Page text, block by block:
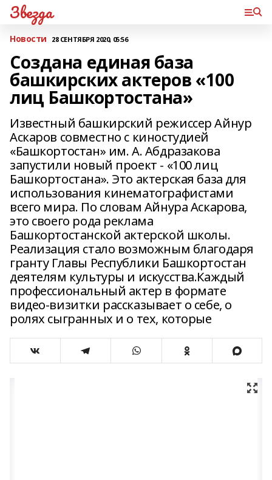
Звезда
Новости 28 СЕНТЯБРЯ 2020, 05:56
Создана единая база
башкирских актеров «100
лиц Башкортостана»
Известный башкирский режиссер Айнур
Аскаров совместно с киностудией
«Башкортостан» им. А. Абдразакова
запустили новый проект - «100 лиц
Башкортостана». Это актерская база для
использования кинематографистами
всего мира. По словам Айнура Аскарова,
это своего рода реклама
Башкортостанской актерской школы.
Реализация стало возможным благодаря
гранту Главы Республики Башкортостан
деятелям культуры и искусства.Каждый
профессиональный актер в формате
видео-визитки рассказывает о себе, о
ролях сыгранных и о тех, которые